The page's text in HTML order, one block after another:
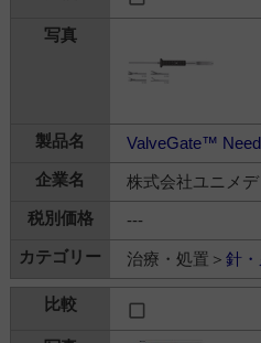
ValveGate™
株式会社ユニメデ
---
治療・処置＞ 針